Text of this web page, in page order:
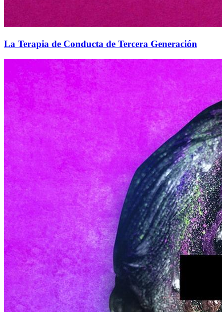
La Terapia de Conducta de Tercera Generación